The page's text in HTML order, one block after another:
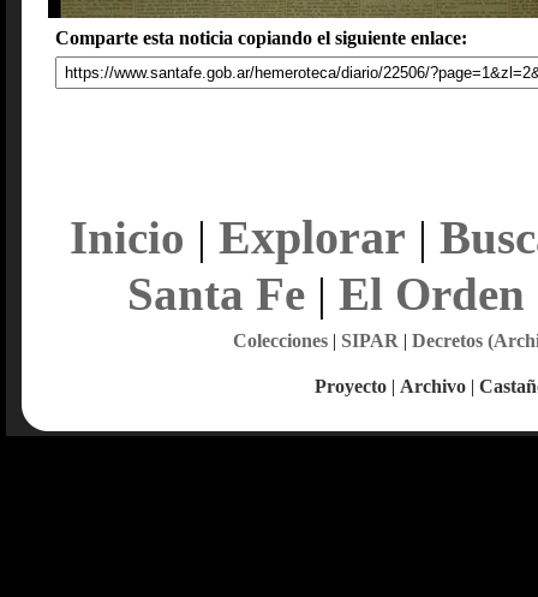
Comparte esta noticia copiando el siguiente enlace:
Inicio | Explorar |
Santa Fe| El Orden
Colecciones| SIPAR | Decretos
Proyecto | Archivo |